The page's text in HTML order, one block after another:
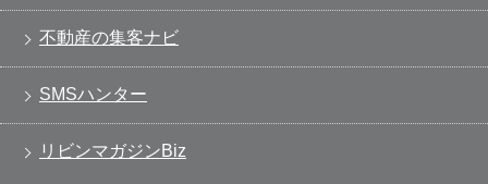
不動産の集客ナビ
SMSハンター
リビンマガジンBiz